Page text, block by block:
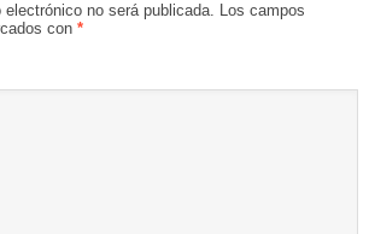
no será publicada. Los campos
con *